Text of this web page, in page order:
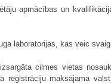
apmācības un
laboratorijas, kas veic
cilmes vietas
reģistrāciju maksājama